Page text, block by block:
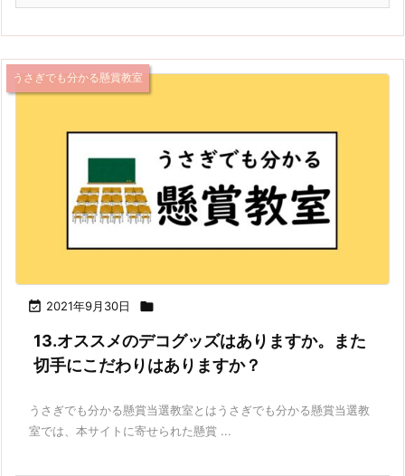
 2021年9月30日 
うさぎでも分かる懸賞教室
13.オススメのデコグッズはありますか。また
切手にこだわりはありますか？
うさぎでも分かる懸賞当選教室とはうさぎでも分かる懸賞当選教
室では、本サイトに寄せられた懸賞 ...